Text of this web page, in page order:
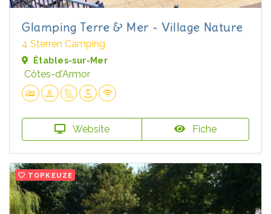
Glamping Terre & Mer - Village Nature
4 Sterren Camping
Étables-sur-Mer
Côtes-d'Armor
Website Fiche
TOPKEUZE